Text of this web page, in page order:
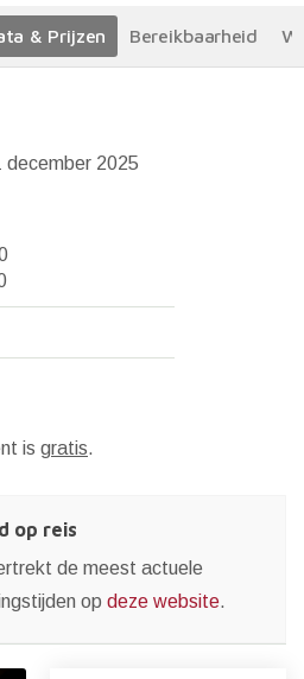
& Prijzen Bereikbaarheid
december 2025
is gratis.
op reis
de meest actuele
op deze website.